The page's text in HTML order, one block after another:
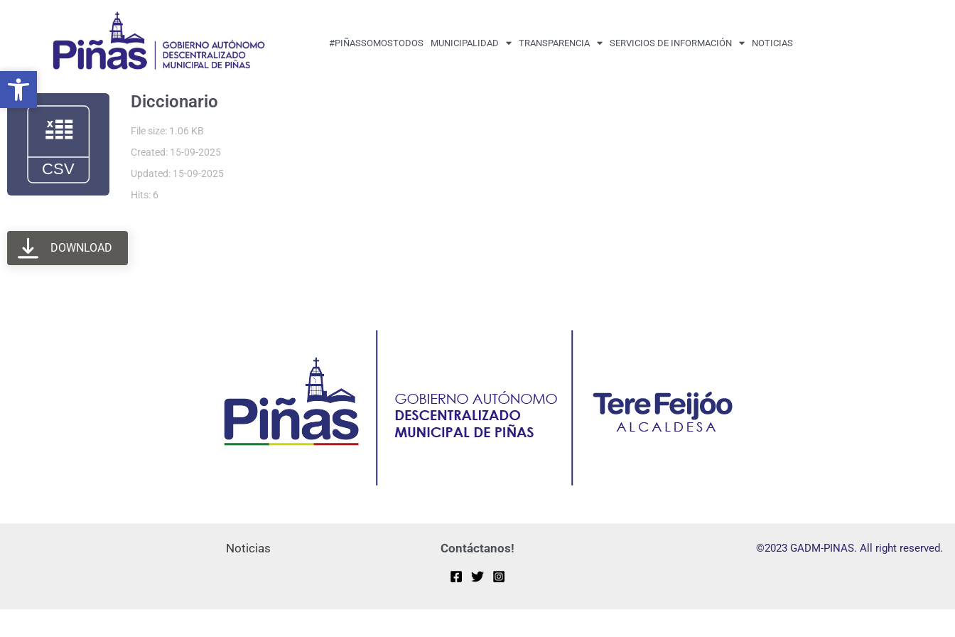
Abrir barra de herramientas
#PIÑASSOMOSTODOS MUNICIPALIDAD TRANSPARENCIA SERVICIOS DE INFORMACIÓN NOTICIAS
Diccionario
File size: 1.06 KB
Created: 15-09-2025
Updated: 15-09-2025
Hits: 6
DOWNLOAD
Noticias Contáctanos! ©2023 GADM-PINAS. All right reserved.
Abrir barra de herramientas